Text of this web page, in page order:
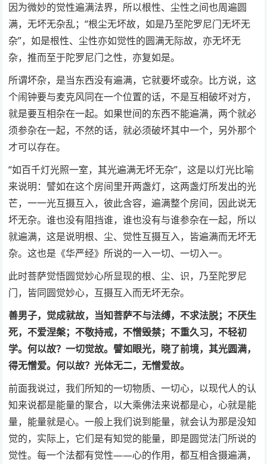
因为微妙的觉性遍满法界，所以根性、尘性之间也周遍圆
满，无坏无杂乱；“根尘无坏故，如是乃至陀罗尼门无坏无
杂”，如是根性、尘性亦如觉性的圆满无际故，亦无坏无
杂，推而至于陀罗尼门之性，亦复如是。
所谓坏杂，是当东西没有遍满，它就要坏或杂。比方说，这
个闹钟要与麦克风同在一个位置的话，不是互相破坏对方，
就是要互相杂在一起。如果世间的东西不能遍满，两个就必
须参杂在一起，不然的话，就必须破坏其中一个，另外那个
才可以存在。
“如百千灯光照一室，其光遍满无坏无杂”，这是以灯光比喻
来说明：譬如在这个房间里开两盏灯，这两盏灯所发出的光
芒，一一光互摄互入，彼此含容，遍满整个房间，因此说无
坏无杂。谁也没有阻挡谁，谁也没有与谁参杂在一起，所以
就遍满，这是说明根、尘、觉性互摄互入，皆遍满而无坏无
杂。这也是《华严经》所说的一入一切、一切入一。
此时菩萨觉悟圆觉妙心所显现的根、尘、识，乃至陀罗尼
门，皆同圆觉妙心，互摄互入而无坏无杂。
善男子，觉成就故，当知菩萨不与法缚，不求法脱；不厌生
死，不爱涅槃；不敬持戒，不憎毁禁；不重久习，不轻初
学。何以故？一切觉故。譬如眼光，晓了前境，其光圆满，
得无憎爱。何以故？光体无二，无憎爱故。
前面我说过，我们所知的一切物质、一切心，以现代人的认
知来说都是能量的聚合，以大乘佛法来说都是心，心就是能
量，能量就是心。一般上我们说到能量，就会认为那是没知
觉的，实际上，它们是有知觉的能量，即是圆觉法门所说的
觉性。每一个法都有觉性——心的作用，都互相含摄遍满，